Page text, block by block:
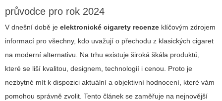
průvodce pro rok 2024
V dnešní době je elektronické cigarety recenze klíčovým zdrojem
informací pro všechny, kdo uvažují o přechodu z klasických cigaret
na moderní alternativu. Na trhu existuje široká škála produktů,
které se liší kvalitou, designem, technologií i cenou. Proto je
nezbytné mít k dispozici aktuální a objektivní hodnocení, které vám
pomohou správně zvolit. Tento článek se zaměřuje na nejnovější